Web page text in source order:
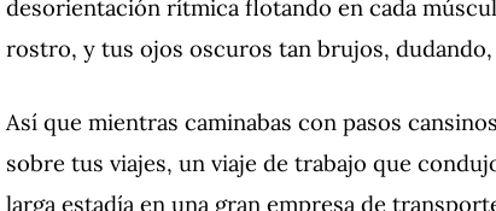
desorientación rítmica flotando en cada
rostro, y tus ojos oscuros tan brujos, dudando,
Así que mientras caminabas con pasos
sobre tus viajes, un viaje de trabajo que
larga estadía en una gran empresa de